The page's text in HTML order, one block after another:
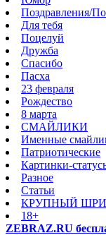
Поздравления/
Для тебя
Поцелуй
Дружба
Спасибо
Пасха
23 февраля
Рождество
8 марта
СМАЙЛИКИ
Именные
Патриотические
Картинки-
Разное
Cтатьи
КРУПНЫЙ
18+
ZEBRAZ.RU